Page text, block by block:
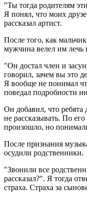
"Ты тогда родителям
Я понял, что моих
рассказал артист.
После того, как
мужчина велел им лечь
"Он достал член и
говорил, зачем вы это
Я вообще не понимал
поведал подробности
Он добавил, что
не рассказывать. По
произошло, но
После признания
осудили родственники.
"Звонили все
рассказал?". Я тогда
страха. Страха за